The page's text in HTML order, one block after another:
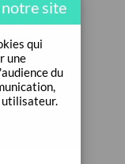
site
qui
une
du